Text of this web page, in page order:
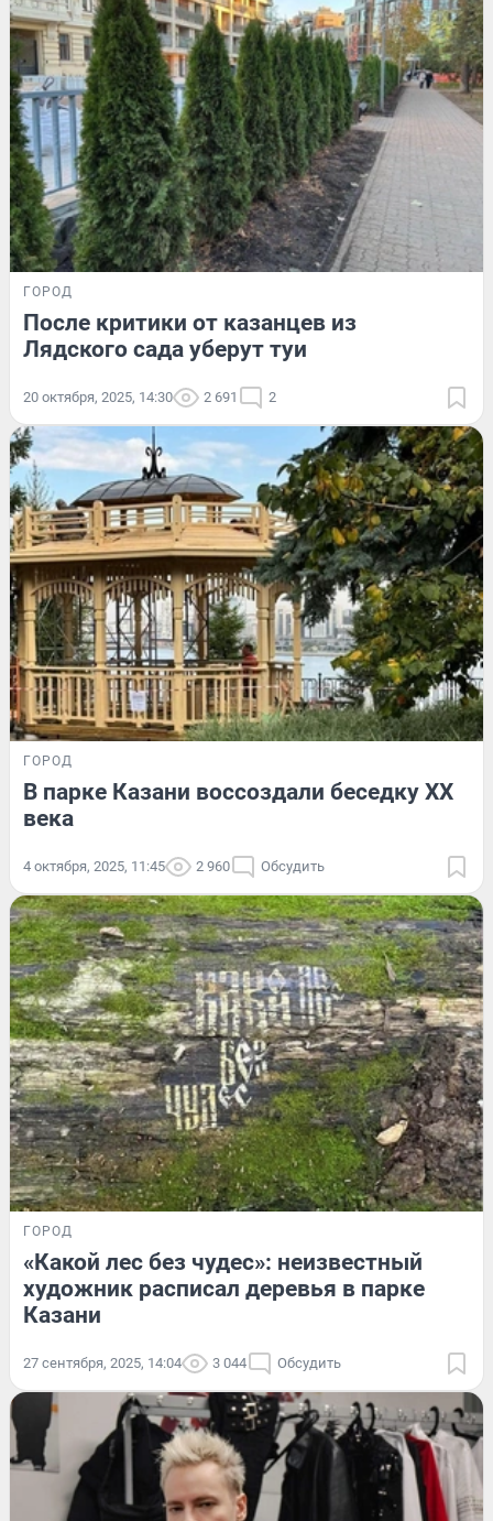
ГОРОД
После критики от казанцев из
Лядского сада уберут туи
20 октября, 2025, 14:30 2 691 2
ГОРОД
В парке Казани воссоздали беседку ХХ
века
4 октября, 2025, 11:45 2 960 Обсудить
ГОРОД
«Какой лес без чудес»: неизвестный
художник расписал деревья в парке
Казани
27 сентября, 2025, 14:04 3 044 Обсудить